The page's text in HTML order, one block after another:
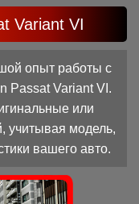
Variant VI
опыт работы с
Passat Variant VI.
или
учитывая модель,
вашего авто.